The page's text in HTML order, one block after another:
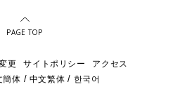
簡体 中文繁体 한국어
更 サイトポリシー アクセス
PAGE TOP